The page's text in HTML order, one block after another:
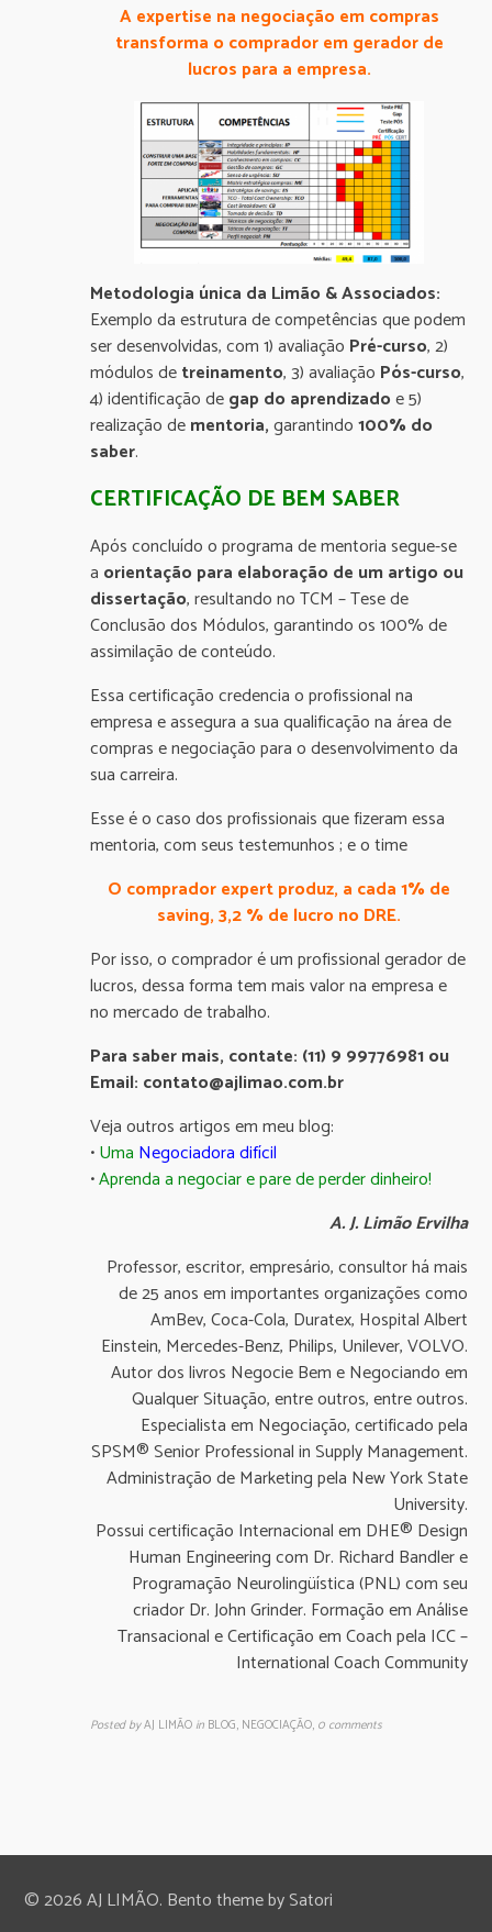
A expertise na negociação em compras
transforma o comprador em gerador de
lucros para a empresa.
Metodologia única da Limão & Associados:
Exemplo da estrutura de competências que podem
ser desenvolvidas, com 1) avaliação Pré-curso, 2)
módulos detreinamento, 3) avaliação Pós-curso,
4) identificação degap do aprendizadoe 5)
realização dementoria,garantindo100% do
saber.
CERTIFICAÇÃO DE BEM SABER
Após concluído o programa de mentoria segue-se
a orientação para elaboração de um artigo ou
dissertação, resultando no TCM – Tese de
Conclusão dos Módulos, garantindo os 100% de
assimilação de conteúdo.
Essa certificação credencia o profissional na
empresa e assegura a sua qualificação na área de
compras e negociação para o desenvolvimento da
sua carreira.
Esse é o caso dos profissionais que fizeram essa
mentoria, com seus testemunhos ; e o time
O comprador expert produz, a cada 1% de
saving, 3,2 % de lucro no DRE.
Por isso, o comprador é um profissional gerador de
lucros, dessa forma tem mais valor na empresa e
no mercado de trabalho.
Para saber mais, contate: (11) 9 99776981 ou
Email: contato@ajlimao.com.br
Veja outros artigos em meu blog:
•Uma Negociadora difícil
•Aprenda a negociar e pare de perder dinheiro!
A. J. Limão Ervilha
Professor, escritor, empresário, consultor há mais
de 25 anos em importantes organizações como
AmBev, Coca-Cola, Duratex, Hospital Albert
Einstein, Mercedes-Benz, Philips, Unilever, VOLVO.
Autor dos livros Negocie Bem e Negociando em
Qualquer Situação, entre outros, entre outros.
Especialista em Negociação, certificado pela
SPSM® Senior Professional in Supply Management.
Administração de Marketing pela New York State
University.
Possui certificação Internacional em DHE® Design
Human Engineering com Dr. Richard Bandler e
Programação Neurolingüística (PNL) com seu
criador Dr. John Grinder. Formação em Análise
Transacional e Certificação em Coach pela ICC –
International Coach Community
Posted byAJ LIMÃO in BLOG, NEGOCIAÇÃO, 0 comments
© 2026 AJ LIMÃO. Bento theme by Satori